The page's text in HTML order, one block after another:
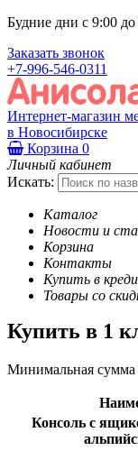
Будние дни с 9:00
Заказать звонок
+7-996-546-0311
Интернет-магазин
в Новосибирске
Корзина 0
Личный кабинет
Искать:
Каталог
Новости и
Корзина
Контакты
Купить в
Товары со
Купить в 1
Минимальная сумма
Консоль с